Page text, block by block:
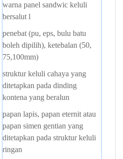
warna panel sandwic keluli
bersalutl
penebat (pu, eps, bulu batu
boleh dipilih), ketebalan (50,
75,100mm)
struktur keluli cahaya yang
ditetapkan pada dinding
kontena yang beralun
papan lapis, papan eternit atau
papan simen gentian yang
ditetapkan pada struktur keluli
ringan